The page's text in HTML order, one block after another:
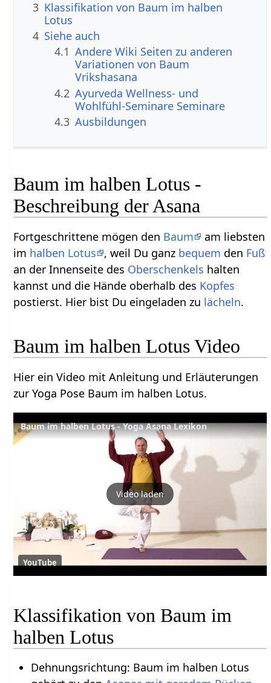
3 Klassifikation von Baum im halben
Lotus
4 Siehe auch
4.1 Andere Wiki Seiten zu anderen
Variationen von Baum
Vrikshasana
4.2 Ayurveda Wellness- und
Wohlfühl-Seminare Seminare
4.3 Ausbildungen
Baum im halben Lotus -
Beschreibung der Asana
Fortgeschrittene mögen den Baum
am liebsten
im halben Lotus , weil Du ganz bequem den Fuß
an der Innenseite des Oberschenkels halten
kannst und die Hände oberhalb des Kopfes
postierst. Hier bist Du eingeladen zu lächeln.
Baum im halben Lotus Video
Hier ein Video mit Anleitung und Erläuterungen
zur Yoga Pose Baum im halben Lotus.
Baum im halben Lotus - Yoga Asana Lexikon
Video laden
YouTube
Klassifikation von Baum im
halben Lotus
Dehnungsrichtung: Baum im halben Lotus